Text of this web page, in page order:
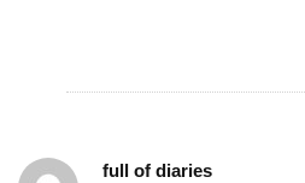
full of diaries